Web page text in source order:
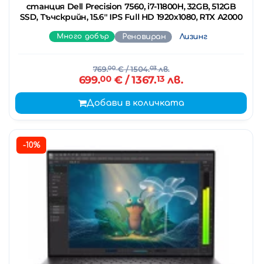
станция Dell Precision 7560, i7-11800H, 32GB, 512GB
SSD, Тъчскрийн, 15.6'' IPS Full HD 1920x1080, RTX A2000
Много добър Реновиран Лизинг
769.00€/ 1504.03лв.
699.00€ / 1367.13 лв.
Добави в количката
-10%